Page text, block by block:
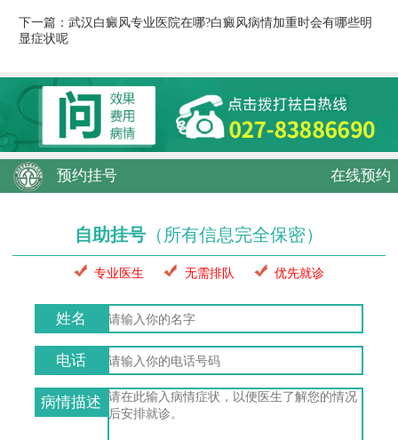
下一篇： 武汉白癜风专业医院在哪?白癜风病情加重时会有哪些明
显症状呢
预约挂号 在线预约
自助挂号 （所有信息完全保密）
专业医生 无需排队 优先就诊
姓名
电话
病情描述